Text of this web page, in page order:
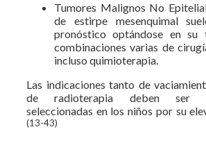
Tumores Malignos No
de estirpe mesenquimal
pronóstico optándose en su
combinaciones varias de
incluso quimioterapia.
Las indicaciones tanto de
de radioterapia deben ser
seleccionadas en los niños por su
(13-43)